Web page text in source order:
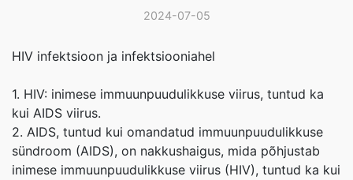
2024-07-05
HIV infektsioon ja infektsiooniahel
1. HIV: inimese immuunpuudulikkuse viirus, tuntud ka
kui AIDS viirus.
2. AIDS, tuntud kui omandatud immuunpuudulikkuse
sündroom (AIDS), on nakkushaigus, mida põhjustab
inimese immuunpuudulikkuse viirus (HIV), tuntud ka kui